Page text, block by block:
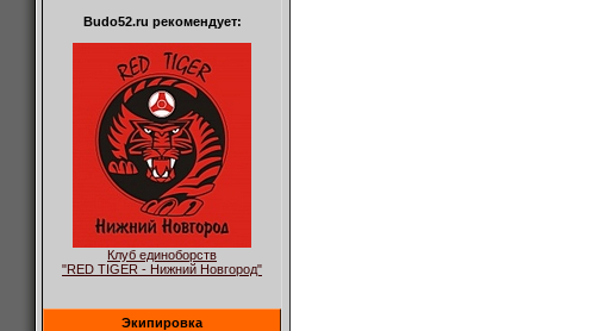
Budo52.ru рекомендует:
Клуб единоборств
"RED TIGER - Нижний Новгород"
Экипировка